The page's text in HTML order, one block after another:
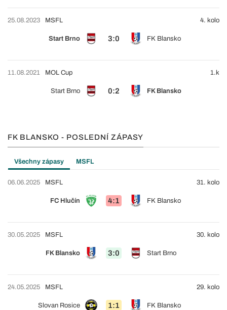
25.08.2023
Start Brno 3:0 FK Blansko
MSFL 4. kolo
11.08.2021
Start Brno 0:2 FK Blansko
MOL Cup 1.k
FK BLANSKO - POSLEDNÍ ZÁPASY
Všechny zápasy MSFL
06.06.2025
FC Hlučín 4:1 FK Blansko
MSFL 31. kolo
30.05.2025
FK Blansko 3:0 Start Brno
MSFL 30. kolo
24.05.2025
Slovan Rosice 1:1 FK Blansko
MSFL 29. kolo